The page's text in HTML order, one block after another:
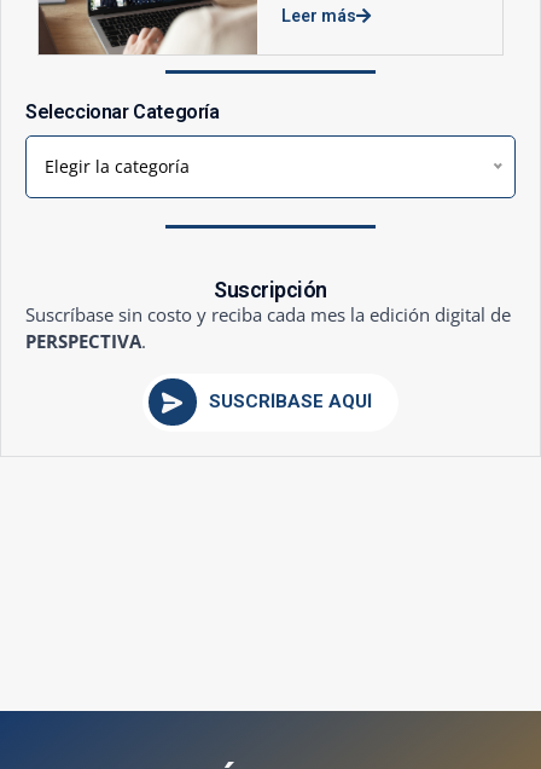
Leer más
Seleccionar Categoría
Elegir la categoría
Suscripción
Suscríbase sin costo y reciba cada mes la edición digital de
PERSPECTIVA.
SUSCRÍBASE AQUÍ